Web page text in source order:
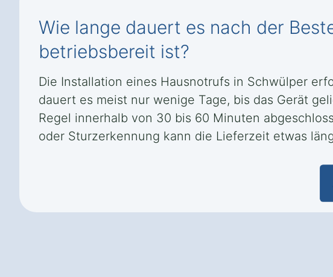
Wie lange dauert es nach der
betriebsbereit ist?
Die Installation eines Hausnotrufs in Schwülper
dauert es meist nur wenige Tage, bis das Gerät
Regel innerhalb von 30 bis 60 Minuten
oder Sturzerkennung kann die Lieferzeit etwas